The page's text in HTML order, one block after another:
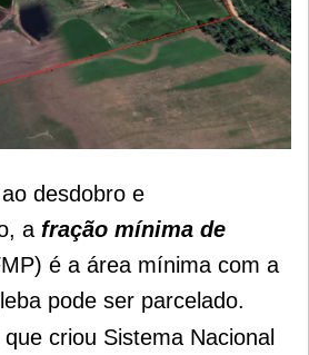
desdobro e
a fração mínima de
é a área mínima com a
pode ser parcelado.
que criou Sistema Nacional